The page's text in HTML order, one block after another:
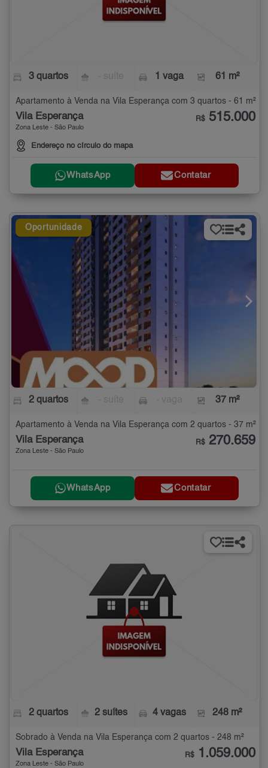
3 quartos 1 vaga 61 m²
Apartamento à Venda na Vila Esperança com 3 quartos - 61 m²
Vila Esperança
Zona Leste - São Paulo
Endereço no círculo do mapa
R$ 515.000
WhatsApp Contatar
Oportunidade
2 quartos 37 m²
Apartamento à Venda na Vila Esperança com 2 quartos - 37 m²
Vila Esperança
Zona Leste - São Paulo
R$ 270.659
WhatsApp Contatar
2 quartos 2 suítes 4 vagas 248 m²
Sobrado à Venda na Vila Esperança com 2 quartos - 248 m²
Vila Esperança
Zona Leste - São Paulo
R$ 1.059.000